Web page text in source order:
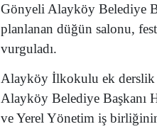
Gönyeli Alayköy Belediye
planlanan düğün salonu,
vurguladı.
Alayköy İlkokulu ek derslik
Alayköy Belediye Başkanı
ve Yerel Yönetim iş